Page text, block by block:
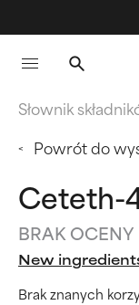
Słownik
Powrót do
Ceteth-
BRAK OCENY
New
Brak znanych